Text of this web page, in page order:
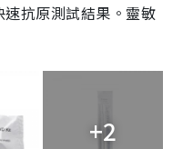
抗原測試結果。靈敏
+2